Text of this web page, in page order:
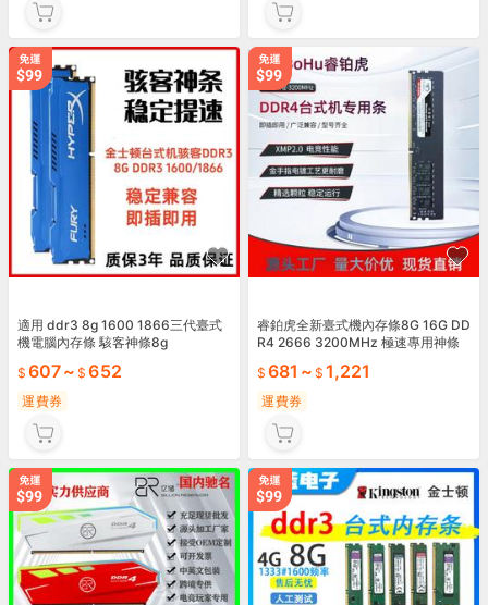
適用 ddr3 8g 1600 1866三代臺式
機電腦內存條 駭客神條8g
607~ 652
運費券
睿鉑虎全新臺式機內存條8G 16G DD
R4 2666 3200MHz 極速專用神條
681 ~ 1,221
運費券